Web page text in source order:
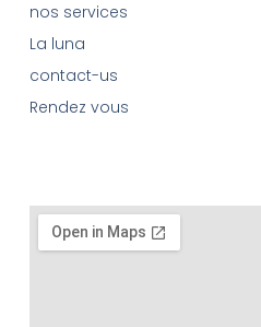
nos services
La luna
contact-us
Rendez vous